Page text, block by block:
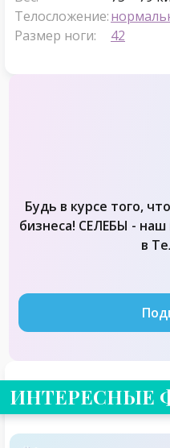
Телосложение:
Размер ноги:
42
Будь в курсе того,
бизнеса! СЕЛЕБЫ -
в
ИНТЕРЕСНЫЕ